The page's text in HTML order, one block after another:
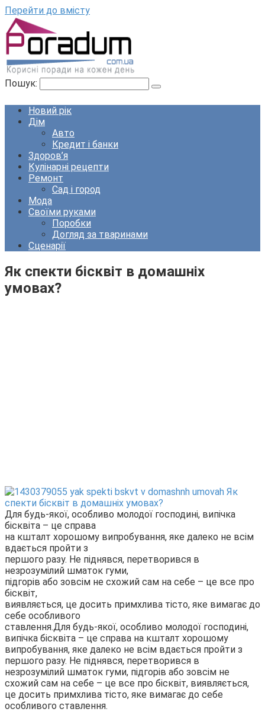
Перейти до вмісту
Пошук:
Новий рік
Дім
Авто
Кредит і банки
Здоров’я
Кулінарні рецепти
Ремонт
Сад і город
Мода
Своїми руками
Поробки
Догляд за тваринами
Сценарії
Як спекти бісквіт в домашніх
умовах?
Для будь-якої, особливо молодої господині, випічка
бісквіта – це справа
на кшталт хорошому випробування, яке далеко не всім
вдається пройти з
першого разу. Не піднявся, перетворився в
незрозумілий шматок гуми,
підгорів або зовсім не схожий сам на себе – це все про
бісквіт,
виявляється, це досить примхлива тісто, яке вимагає до
себе особливого
ставлення.Для будь-якої, особливо молодої господині,
випічка бісквіта – це справа на кшталт хорошому
випробування, яке далеко не всім вдається пройти з
першого разу. Не піднявся, перетворився в
незрозумілий шматок гуми, підгорів або зовсім не
схожий сам на себе – це все про бісквіт, виявляється,
це досить примхлива тісто, яке вимагає до себе
особливого ставлення.